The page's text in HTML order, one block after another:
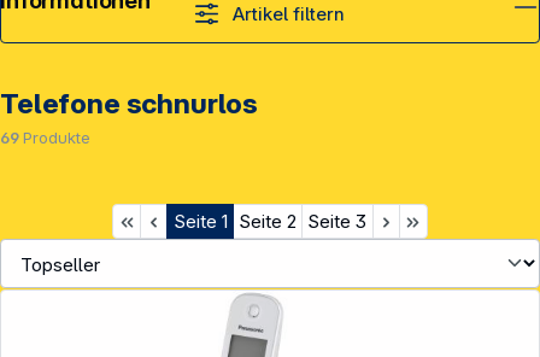
Artikel filtern
Telefone schnurlos
69 Produkte
Seite 1 Seite 2 Seite 3